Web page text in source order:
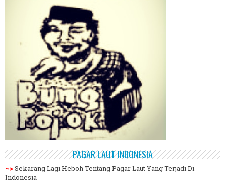
PAGAR LAUT INDONESIA
~>Sekarang Lagi Heboh Tentang Pagar Laut Yang Terjadi Di
Indonesia